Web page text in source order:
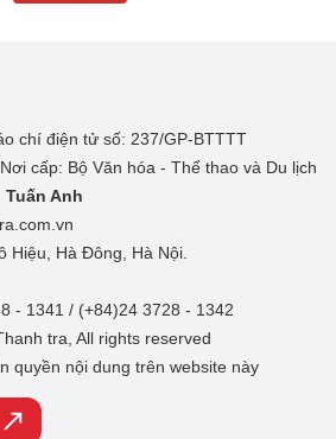
chí điện tử số: 237/GP-BTTTT
cấp: Bộ Văn hóa - Thể thao và Du lịch
Tuấn Anh
Hiệu, Hà Đông, Hà Nội.
- 1341 / (+84)24 3728 - 1342
tra, All rights reserved
quyền nội dung trên website này